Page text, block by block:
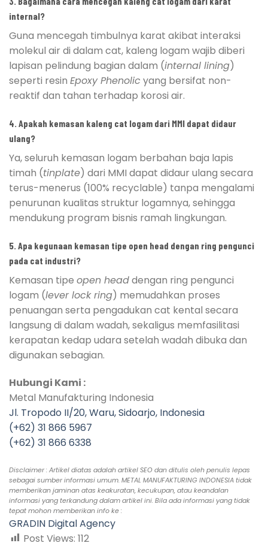
internal?
Guna mencegah timbulnya karat akibat interaksi
molekul air di dalam cat, kaleng logam wajib diberi
lapisan pelindung bagian dalam (internal lining)
seperti resin Epoxy Phenolic yang bersifat non-
reaktif dan tahan terhadap korosi air.
4. Apakah kemasan kaleng cat logam dari MMI dapat didaur
ulang?
Ya, seluruh kemasan logam berbahan baja lapis
timah (tinplate) dari MMI dapat didaur ulang secara
terus-menerus (100% recyclable) tanpa mengalami
penurunan kualitas struktur logamnya, sehingga
mendukung program bisnis ramah lingkungan.
5. Apa kegunaan kemasan tipe open head dengan ring pengunci
pada cat industri?
Kemasan tipe open headdengan ring pengunci
logam (lever lock ring) memudahkan proses
penuangan serta pengadukan cat kental secara
langsung di dalam wadah, sekaligus memfasilitasi
kerapatan kedap udara setelah wadah dibuka dan
digunakan sebagian.
Hubungi Kami :
Metal Manufakturing Indonesia
Jl. Tropodo II/20, Waru, Sidoarjo, Indonesia
(+62) 31 866 5967
(+62) 31 866 6338
Disclaimer : Artikel diatas adalah artikel SEO dan ditulis oleh penulis lepas
sebagai sumber informasi umum. METAL MANUFAKTURING INDONESIA tidak
memberikan jaminan atas keakuratan, kecukupan, atau keandalan
informasi yang terkandung dalam artikel ini. Bila ada informasi yang tidak
tepat mohon memberikan info ke :
GRADIN Digital Agency
Post Views: 112